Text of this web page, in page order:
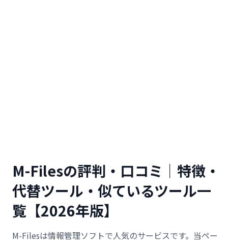
M-Filesの評判・口コミ｜特徴・
代替ツール・似ているツール一
覧【2026年版】
M-Filesは情報管理ソフトで人気のサービスです。当ペー